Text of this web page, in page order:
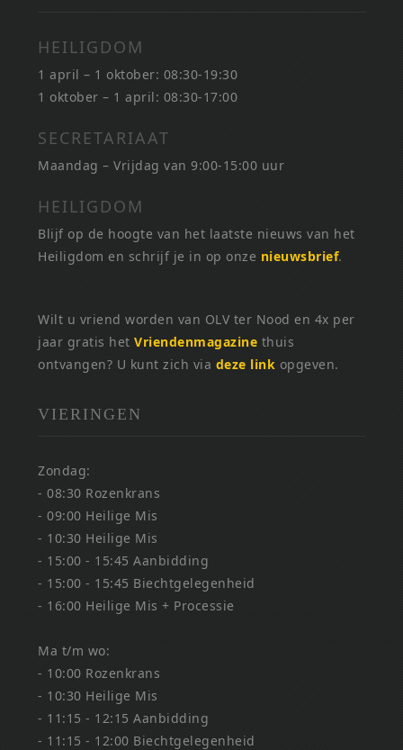
HEILIGDOM
1 april – 1 oktober: 08:30-19:30
1 oktober – 1 april: 08:30-17:00
SECRETARIAAT
Maandag – Vrijdag van 9:00-15:00 uur
HEILIGDOM
Blijf op de hoogte van het laatste nieuws van het
Heiligdom en schrijf je in op onze nieuwsbrief.
Wilt u vriend worden van OLV ter Nood en 4x per
jaar gratis hetVriendenmagazine thuis
ontvangen? U kunt zich via deze link opgeven.
VIERINGEN
Zondag:
- 08:30 Rozenkrans
- 09:00 Heilige Mis
- 10:30 Heilige Mis
- 15:00 - 15:45 Aanbidding
- 15:00 - 15:45 Biechtgelegenheid
- 16:00 Heilige Mis + Processie
Ma t/m wo:
- 10:00 Rozenkrans
- 10:30 Heilige Mis
- 11:15 - 12:15 Aanbidding
- 11:15 - 12:00 Biechtgelegenheid